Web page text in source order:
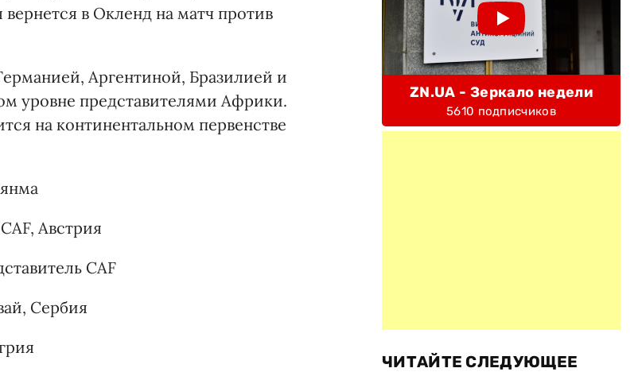
в Окленд на матч против
Аргентиной, Бразилией и
уровне представителями Африки.
на континентальном первенстве
Австрия
CAF
Сербия
ZN.UA - Зеркало недели
5610 подписчиков
ЧИТАЙТЕ СЛЕДУЮЩЕЕ